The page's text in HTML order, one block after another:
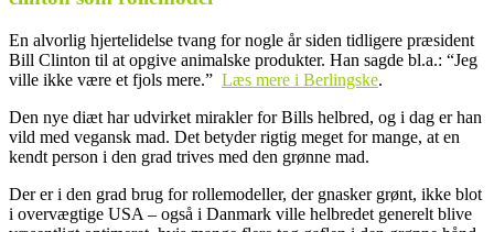
En alvorlig hjertelidelse tvang for nogle år siden tidligere præsident
Bill Clinton til at opgive animalske produkter. Han sagde bl.a.: “Jeg
ville ikke være et fjols mere.” Læs mere i Berlingske.
Den nye diæt har udvirket mirakler for Bills helbred, og i dag er han
vild med vegansk mad. Det betyder rigtig meget for mange, at en
kendt person i den grad trives med den grønne mad.
Der er i den grad brug for rollemodeller, der gnasker grønt, ikke blot
i overvægtige USA – også i Danmark ville helbredet generelt blive